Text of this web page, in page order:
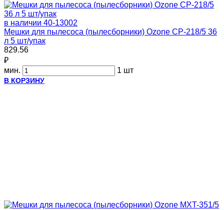
в наличии 40-13002
Мешки для пылесоса (пылесборники) Ozone CP-218/5 36
л 5 шт/упак
829.56
₽
мин.
1 шт
В КОРЗИНУ